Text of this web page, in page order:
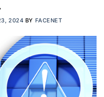
2024 BY FACENET